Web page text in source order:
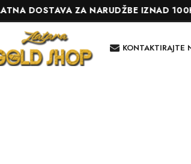
DOSTAVA ZA NARUDŽBE IZNAD 100KM
KONTAKTIRAJTE